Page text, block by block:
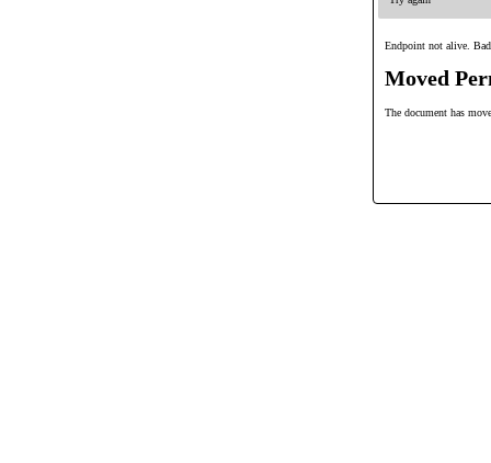
Endpoint not alive.
Moved
The document has